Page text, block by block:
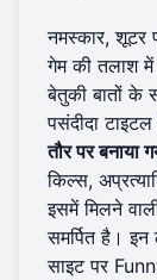
नमस्कार, शूटर
गेम की तलाश
बेतुकी बातों के
पसंदीदा
तौर पर बनाया
किल्स,
इसमें मिलने
समर्पित है।
साइट पर